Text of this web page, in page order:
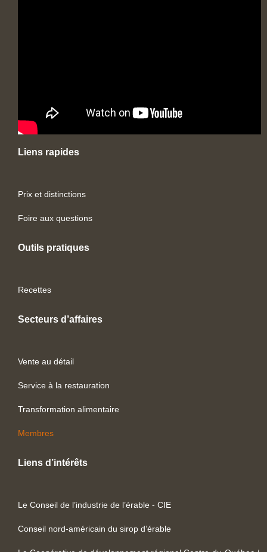
Liens rapides
Prix et distinctions
Foire aux questions
Outils pratiques
Recettes
Secteurs d’affaires
Vente au détail
Service à la restauration
Transformation alimentaire
Membres
Liens d’intérêts
Le Conseil de l’industrie de l’érable - CIE
Conseil nord-américain du sirop d’érable